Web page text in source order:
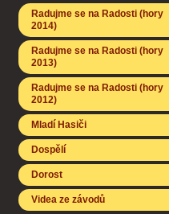
Radujme se na Radosti (hory
2014)
Radujme se na Radosti (hory
2013)
Radujme se na Radosti (hory
2012)
Mladí Hasiči
Dospělí
Dorost
Videa ze závodů